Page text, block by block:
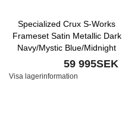
Specialized Crux S-Works
Frameset Satin Metallic Dark
Navy/Mystic Blue/Midnight
Shadow Metallic Speckle
59 995SEK
Visa lagerinformation